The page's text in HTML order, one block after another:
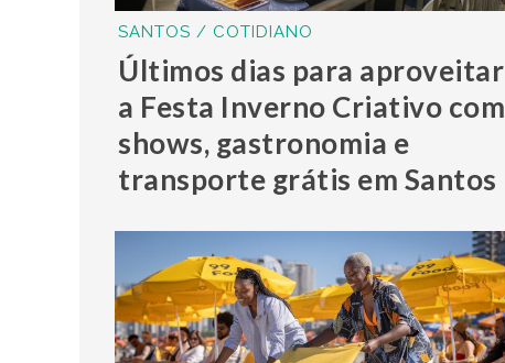
SANTOS / COTIDIANO
Últimos dias para aproveitar
a Festa Inverno Criativo com
shows, gastronomia e
transporte grátis em Santos